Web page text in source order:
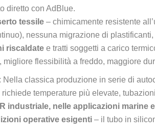
diretto con AdBlue.
tessile – chimicamente resistente
nessuna migrazione di
riscaldate e tratti soggetti a carico
migliore flessibilità a freddo, maggiore
classica produzione in serie di
temperature più elevate,
industriale, nelle applicazioni marine
operative esigenti – il tubo in